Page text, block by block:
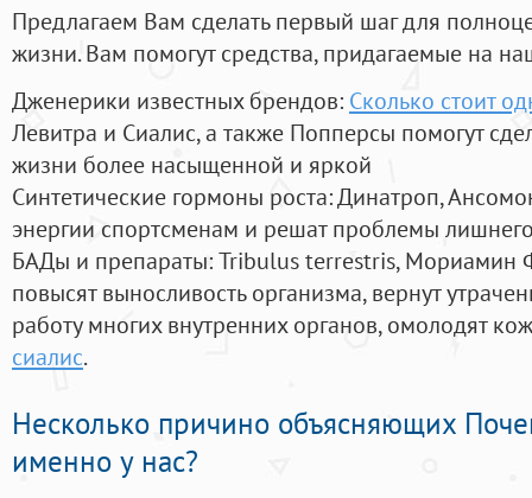
Предлагаем Вам сделать первый шаг для
жизни. Вам помогут средства, придагаемые на
Дженерики известных брендов: Сколько стоит
Левитра и Сиалис, а также Попперсы помогут
жизни более насыщенной и яркой
Синтетические гормоны роста: Динатроп,
энергии спортсменам и решат проблемы
БАДы и препараты:Tribulus terrestris, Мориамин
повысят выносливость организма, вернут
работу многих внутренних органов, омолодят
сиалис.
Несколько причино объясняющих
именно у нас?